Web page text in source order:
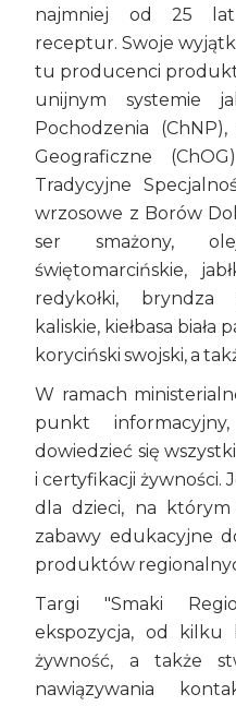
najmniej od 25 lat
receptur. Swoje
tu producenci
unijnym systemie
Pochodzenia
Geograficzne
Tradycyjne
wrzosowe z Borów
ser smażony,
świętomarcińskie,
redykołki, bryndza
kaliskie, kiełbasa
koryciński swojski, a
W ramach
punkt
dowiedzieć się
i certyfikacji żywności.
dla dzieci, na
zabawy edukacyjne
produktów
Targi "Smaki
ekspozycja, od kilku
żywność, a także
nawiązywania